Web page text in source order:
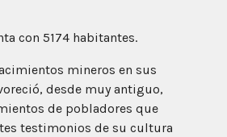
con 5174 habitantes.
mineros en sus
desde muy antiguo,
de pobladores que
testimonios de su cultura